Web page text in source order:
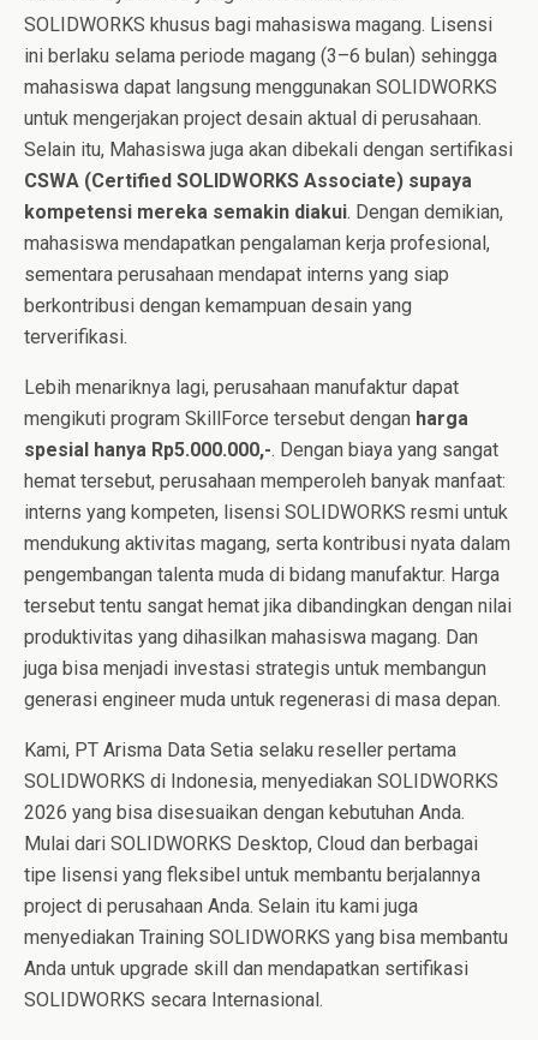
SOLIDWORKS khusus bagi mahasiswa magang. Lisensi
ini berlaku selama periode magang (3–6 bulan) sehingga
mahasiswa dapat langsung menggunakan SOLIDWORKS
untuk mengerjakan project desain aktual di perusahaan.
Selain itu, Mahasiswa juga akan dibekali dengan sertifikasi
CSWA (Certified SOLIDWORKS Associate) supaya
kompetensi mereka semakin diakui. Dengan demikian,
mahasiswa mendapatkan pengalaman kerja profesional,
sementara perusahaan mendapat interns yang siap
berkontribusi dengan kemampuan desain yang
terverifikasi.
Lebih menariknya lagi, perusahaan manufaktur dapat
mengikuti program SkillForce tersebut dengan harga
spesial hanya Rp5.000.000,-. Dengan biaya yang sangat
hemat tersebut, perusahaan memperoleh banyak manfaat:
interns yang kompeten, lisensi SOLIDWORKS resmi untuk
mendukung aktivitas magang, serta kontribusi nyata dalam
pengembangan talenta muda di bidang manufaktur. Harga
tersebut tentu sangat hemat jika dibandingkan dengan nilai
produktivitas yang dihasilkan mahasiswa magang. Dan
juga bisa menjadi investasi strategis untuk membangun
generasi engineer muda untuk regenerasi di masa depan.
Kami, PT Arisma Data Setia selaku reseller pertama
SOLIDWORKS di Indonesia, menyediakan SOLIDWORKS
2026 yang bisa disesuaikan dengan kebutuhan Anda.
Mulai dari SOLIDWORKS Desktop, Cloud dan berbagai
tipe lisensi yang fleksibel untuk membantu berjalannya
project di perusahaan Anda. Selain itu kami juga
menyediakan Training SOLIDWORKS yang bisa membantu
Anda untuk upgrade skill dan mendapatkan sertifikasi
SOLIDWORKS secara Internasional.